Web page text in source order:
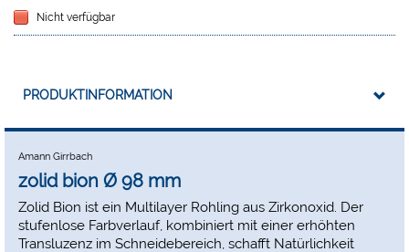
Diee Rohstoffe ermöglichen ein Plus an geforderter
Mindestfestigkeit nach Klasse 5 (DIN EN ISO 6872) über den
Sicherheit. Von minimalinvasiven Veneers über
Zolid Bion sind kaum Grenzen gesetzt.
Nicht verfügbar
PRODUKTINFORMATION
Amann Girrbach
zolid bion Ø 98 mm
Zolid Bion ist ein Multilayer Rohling aus Zirkonoxid. Der
stufenlose Farbverlauf, kombiniert mit einer erhöhten
Transluzenz im Schneidebereich, schafft Natürlichkeit